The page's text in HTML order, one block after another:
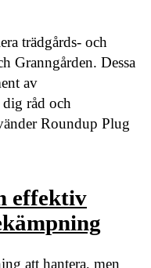
trädgårds- och
Granngården. Dessa
av
råd och
Roundup Plug
effektiv
att hantera, men